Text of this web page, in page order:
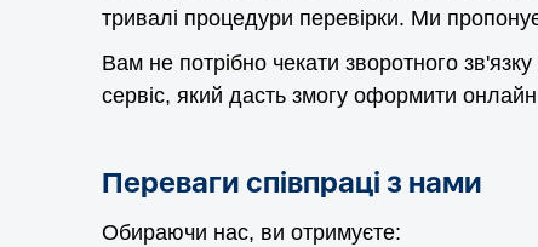
тривалі процедури перевірки. Ми
Вам не потрібно чекати зворотного
сервіс, який дасть змогу оформити онлайн
Переваги співпраці з нами
Обираючи нас, ви отримуєте: